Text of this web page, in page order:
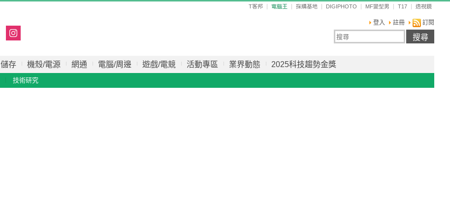
T客邦 電腦王 採購基地 DIGIPHOTO MF變型男 T17 透視鏡
登入 註冊 訂閱
儲存 機殼/電源 網通 電腦/周邊 遊戲/電競 活動專區 業界動態 2025科技趨勢金獎
技術研究